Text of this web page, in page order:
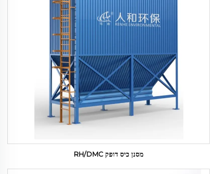
מסנן כיס דופק RH/DMC